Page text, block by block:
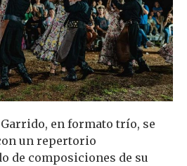
en formato trío, se
un repertorio
de composiciones de su